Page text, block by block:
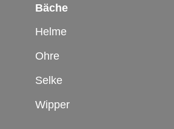
Bäche
Helme
Ohre
Selke
Wipper